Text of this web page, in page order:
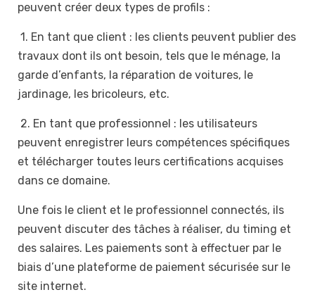
peuvent créer deux types de profils :
1. En tant que client : les clients peuvent publier des
travaux dont ils ont besoin, tels que le ménage, la
garde d’enfants, la réparation de voitures, le
jardinage, les bricoleurs, etc.
2. En tant que professionnel : les utilisateurs
peuvent enregistrer leurs compétences spécifiques
et télécharger toutes leurs certifications acquises
dans ce domaine.
Une fois le client et le professionnel connectés, ils
peuvent discuter des tâches à réaliser, du timing et
des salaires. Les paiements sont à effectuer par le
biais d’une plateforme de paiement sécurisée sur le
site internet.